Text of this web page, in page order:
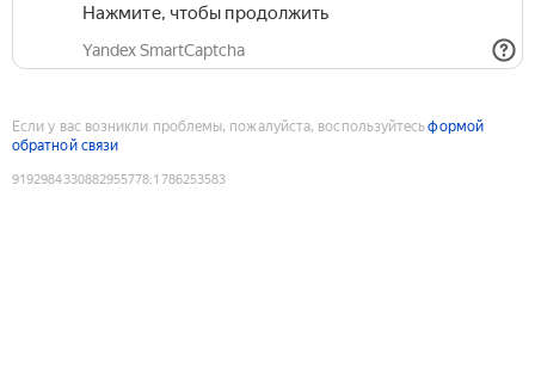
Нажмите, чтобы продолжить
Yandex SmartCaptcha
Если у вас возникли проблемы, пожалуйста, воспользуйтесьформой
обратной связи
9192984330882955778:1786253583